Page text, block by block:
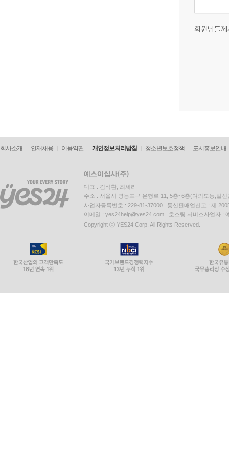
회원님들
회사소개 인재채용 이용약관 개인정보처리방침 청소년보호정책 도서홍보안내
대표 : 김석환, 최세라
주소 : 서울시 영등포구 은행로 11, 5층~6층(여의도동,일신
사업자등록번호 : 229-81-37000 통신판매업신고 : 제
이메일 : yes24help@yes24.com 호스팅 서비스사업자 :
Copyright ⓒ YES24 Corp. All Rights Reserved.